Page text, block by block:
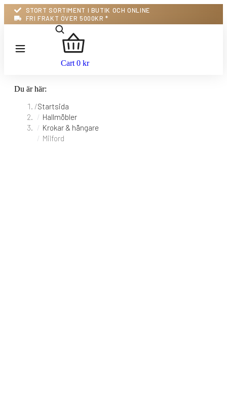
STORT SORTIMENT I BUTIK OCH ONLINE
FRI FRAKT ÖVER 5000KR *
Cart0kr
Du är här:
Startsida
Hallmöbler
Krokar & hängare
Milford